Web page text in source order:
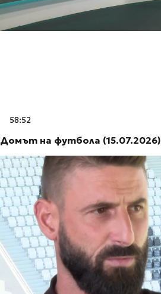
58:52
Домът на футбола (15.07.2026)